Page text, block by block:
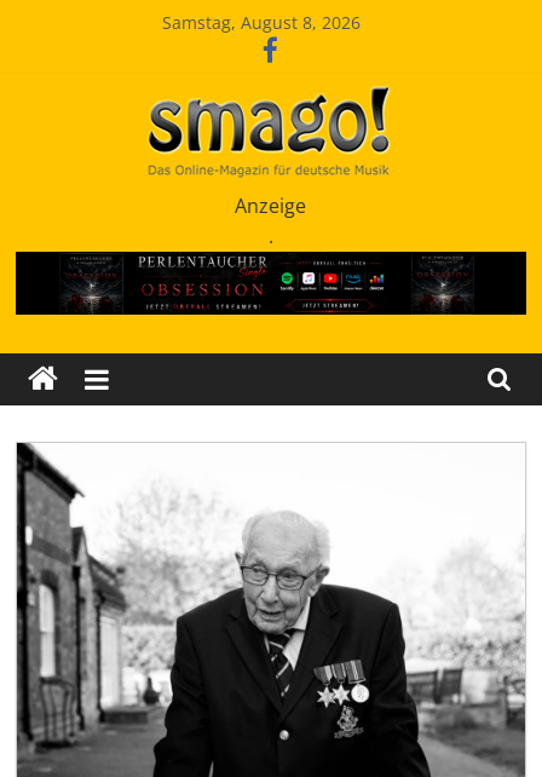
Samstag, August 8, 2026
SchlagerMAGazinOnline
Anzeige
.